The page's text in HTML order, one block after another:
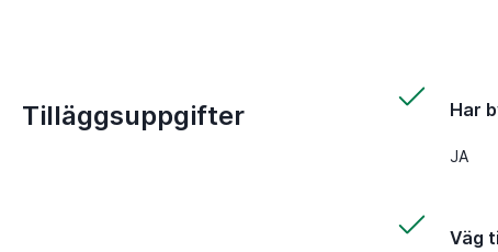
Tilläggsuppgifter Har
JA
Väg